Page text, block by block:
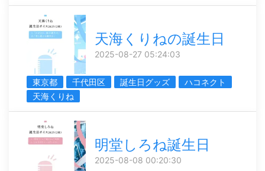
天海くりねの誕生日
2025-08-27 05:24:03
東京都 千代田区 誕生日グッズ
ハコネクト
天海くりね
明堂しろね誕生日
2025-08-08 00:20:30